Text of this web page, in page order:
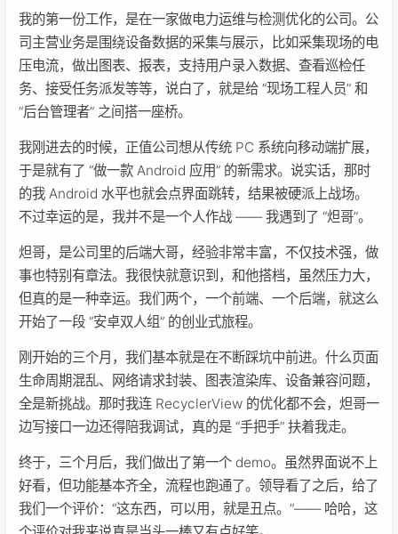
我的第一份工作，是在一家做电力运维与检测优化的公司。公
司主营业务是围绕设备数据的采集与展示，比如采集现场的电
压电流，做出图表、报表，支持用户录入数据、查看巡检任
务、接受任务派发等等，说白了，就是给 “现场工程人员” 和
“后台管理者” 之间搭一座桥。
我刚进去的时候，正值公司想从传统 PC 系统向移动端扩展，
于是就有了 “做一款 Android 应用” 的新需求。说实话，那时
的我 Android 水平也就会点界面跳转，结果被硬派上战场。
不过幸运的是，我并不是一个人作战 —— 我遇到了 “炟哥”。
炟哥，是公司里的后端大哥，经验非常丰富，不仅技术强，做
事也特别有章法。我很快就意识到，和他搭档，虽然压力大，
但真的是一种幸运。我们两个，一个前端、一个后端，就这么
开始了一段 “安卓双人组” 的创业式旅程。
刚开始的三个月，我们基本就是在不断踩坑中前进。什么页面
生命周期混乱、网络请求封装、图表渲染库、设备兼容问题，
全是新挑战。那时我连 RecyclerView 的优化都不会，炟哥一
边写接口一边还得陪我调试，真的是 “手把手” 扶着我走。
终于，三个月后，我们做出了第一个 demo。虽然界面说不上
好看，但功能基本齐全，流程也跑通了。领导看了之后，给了
我们一个评价：“这东西，可以用，就是丑点。”—— 哈哈，这